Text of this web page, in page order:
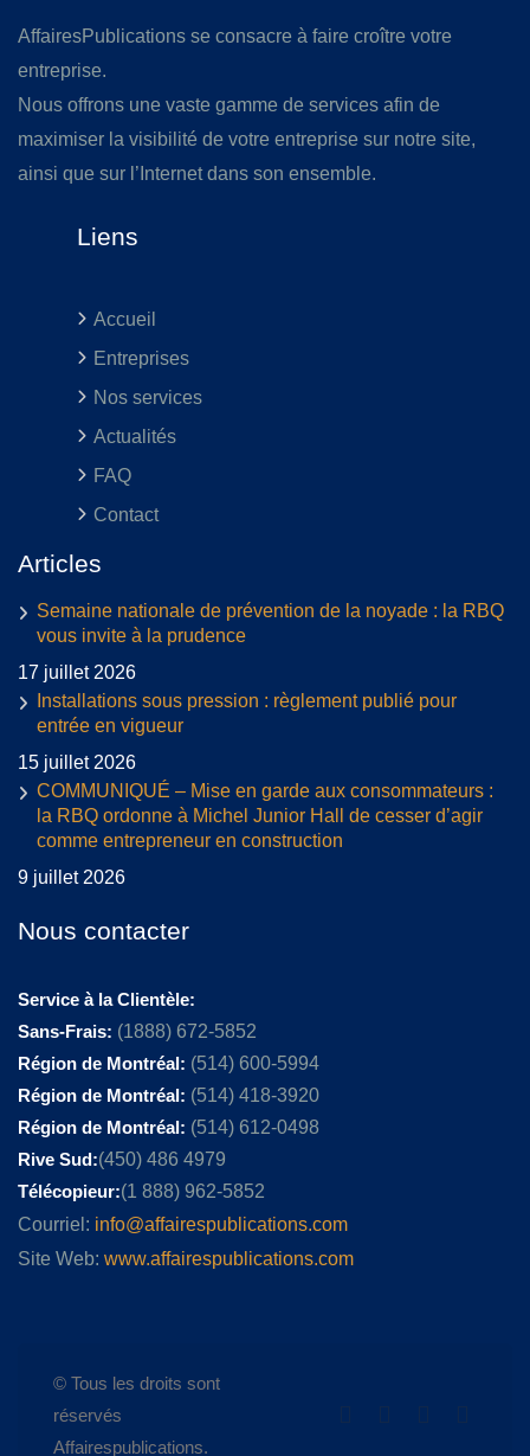
AffairesPublications se consacre à faire croître votre
entreprise.
Nous offrons une vaste gamme de services afin de
maximiser la visibilité de votre entreprise sur notre site,
ainsi que sur l’Internet dans son ensemble.
Liens
Accueil
Entreprises
Nos services
Actualités
FAQ
Contact
Articles
Semaine nationale de prévention de la noyade : la RBQ
vous invite à la prudence
17 juillet 2026
Installations sous pression : règlement publié pour
entrée en vigueur
15 juillet 2026
COMMUNIQUÉ – Mise en garde aux consommateurs :
la RBQ ordonne à Michel Junior Hall de cesser d’agir
comme entrepreneur en construction
9 juillet 2026
Nous contacter
Service à la Clientèle:
Sans-Frais: (1888) 672-5852
Région de Montréal: (514) 600-5994
Région de Montréal: (514) 418-3920
Région de Montréal: (514) 612-0498
Rive Sud:(450) 486 4979
Télécopieur:(1 888) 962-5852
Courriel: info@affairespublications.com
Site Web: www.affairespublications.com
© Tous les droits sont
réservés
Affairespublications.